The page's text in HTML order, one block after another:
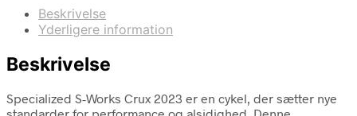
Beskrivelse
Yderligere information
Beskrivelse
Specialized S-Works Crux 2023 er en cykel, der sætter nye